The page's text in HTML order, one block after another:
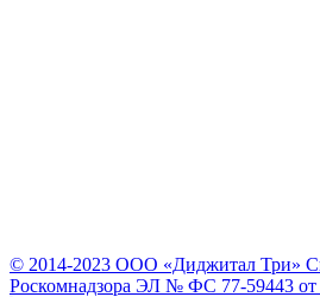
© 2014-2023 ООО «Диджитал Три»
Роскомнадзора ЭЛ № ФС 77-59443 от